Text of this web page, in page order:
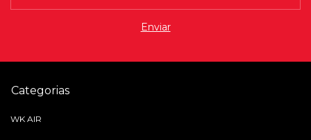
Categorias
WK AIR